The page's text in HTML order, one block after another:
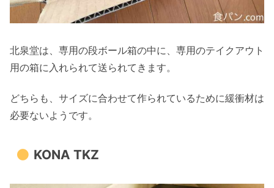
北泉堂は、専用の段ボール箱の中に、専用のテイクアウト
用の箱に入れられて送られてきます。
どちらも、サイズに合わせて作られているために緩衝材は
必要ないようです。
KONA TKZ